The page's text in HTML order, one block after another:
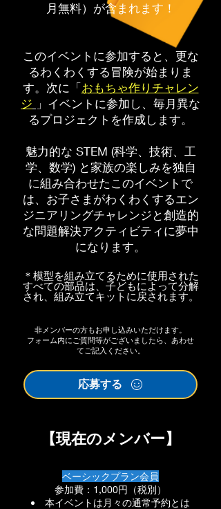
月無料）が含まれます！
このイベントに参加すると、更な
るわくわくする冒険が始まりま
す。次に「おもちゃ作りチャレン
ジ 」イベントに参加し、毎月異な
るプロジェクトを作成します。
魅力的な STEM (科学、技術、工
学、数学) と家族の楽しみを独自
に組み合わせたこのイベントで
は、お子さまがわくわくするエン
ジニアリングチャレンジと創造的
な問題解決アクティビティに夢中
になります。​
＊模型を組み立てるために使用された
すべての部品は、子どもによって分解
され、組み立てキットに戻されます。
非メンバーの方もお申し込みいただけます。
フォーム内にご質問等がございましたら、あわせ
てご記入ください。
応募する
【現在のメンバー】
ベーシックプラン会員
参加費：1,000円（税別）
本イベントは月々の通常予約とは